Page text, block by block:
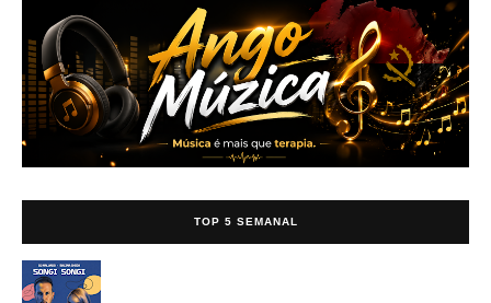
TOP 5 SEMANAL